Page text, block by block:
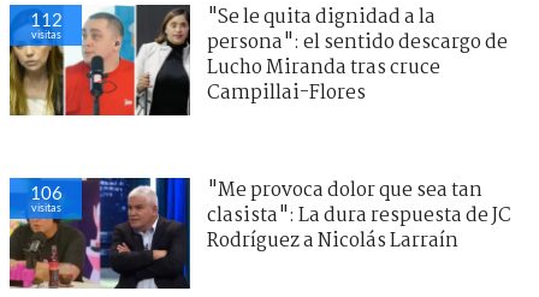
109
visitas
"Se le quita dignidad a la
persona": el sentido descargo de
Lucho Miranda tras cruce
Campillai-Flores
103
visitas
"Me provoca dolor que sea tan
clasista": La dura respuesta de JC
Rodríguez a Nicolás Larraín